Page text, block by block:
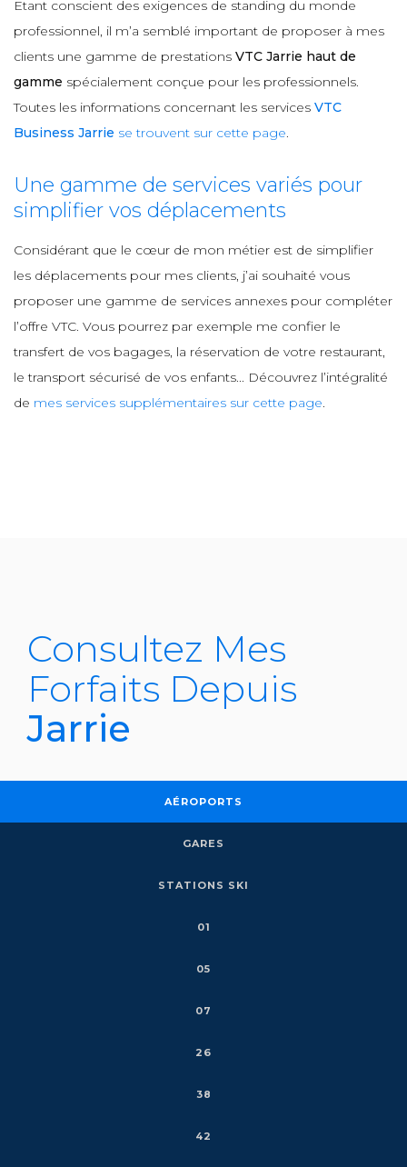
Etant conscient des exigences de standing du monde
professionnel, il m’a semblé important de proposer à mes
clients une gamme de prestations VTC Jarrie haut de
gamme spécialement conçue pour les professionnels.
Toutes les informations concernant les services VTC
Business Jarrie se trouvent sur cette page.
Une gamme de services variés pour
simplifier vos déplacements
Considérant que le cœur de mon métier est de simplifier
les déplacements pour mes clients, j’ai souhaité vous
proposer une gamme de services annexes pour compléter
l’offre VTC. Vous pourrez par exemple me confier le
transfert de vos bagages, la réservation de votre restaurant,
le transport sécurisé de vos enfants... Découvrez l’intégralité
de mes services supplémentaires sur cette page.
Consultez Mes
Forfaits Depuis
Jarrie
AÉROPORTS
GARES
STATIONS SKI
01
05
07
26
38
42